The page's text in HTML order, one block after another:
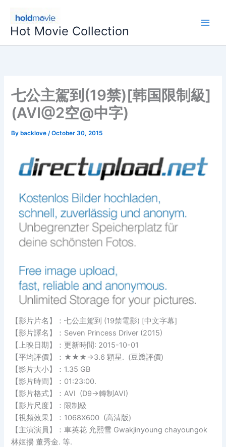
content
Hot Movie Collection
七公主駕到(19禁)[韩国限制級]
(AVI@2空@中字)
By backlove/October 30, 2015
【影片片名】：七公主駕到 (19禁電影) [中文字幕]
【影片譯名】：Seven Princess Driver (2015)
【上映日期】：更新時間: 2015-10-01
【平均評價】：★★★→3.6 顆星. (豆瓣評價)
【影片大小】：1.35 GB
【影片時間】：01:23:00.
【影片格式】：AVI (D9→轉制AVI)
【影片尺度】：限制級
【視頻效果】：1068X600 (高清版)
【主演演員】：車英花 允熙雪 Gwakjinyoung chayoungok
林姬揚 董秀金. 等.